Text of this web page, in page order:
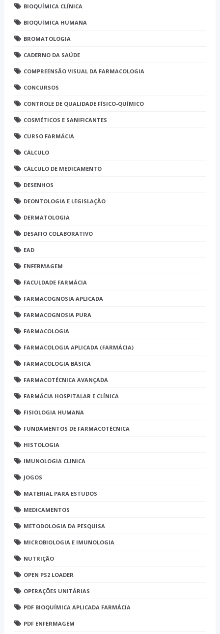
BIOQUÍMICA CLÍNICA
BIOQUÍMICA HUMANA
BROMATOLOGIA
CADERNO DA SAÚDE
COMPREENSÃO VISUAL DA FARMACOLOGIA
CONCURSOS
CONTROLE DE QUALIDADE FÍSICO-QUÍMICO
COSMÉTICOS E SANIFICANTES
CURSO FARMÁCIA
CÁLCULO
CÁLCULO DE MEDICAMENTO
DESENHOS
DEONTOLOGIA E LEGISLAÇÃO
DERMATOLOGIA
DESAFIO COLABORATIVO
EAD
ENFERMAGEM
FACULDADE FARMÁCIA
FARMACOGNOSIA APLICADA
FARMACOGNOSIA PURA
FARMACOLOGIA
FARMACOLOGIA APLICADA (FARMÁCIA)
FARMACOLOGIA BÁSICA
FARMACOTÉCNICA AVANÇADA
FARMÁCIA HOSPITALAR E CLÍNICA
FISIOLOGIA HUMANA
FUNDAMENTOS DE FARMACOTÉCNICA
HISTOLOGIA
IMUNOLOGIA CLINICA
JOGOS
MATERIAL PARA ESTUDOS
MEDICAMENTOS
METODOLOGIA DA PESQUISA
MICROBIOLOGIA E IMUNOLOGIA
NUTRIÇÃO
OPEN PS2 LOADER
OPERAÇÕES UNITÁRIAS
PDF BIOQUÍMICA APLICADA FARMÁCIA
PDF ENFERMAGEM